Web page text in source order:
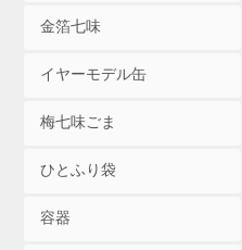
金箔七味
イヤーモデル缶
梅七味ごま
ひとふり袋
容器